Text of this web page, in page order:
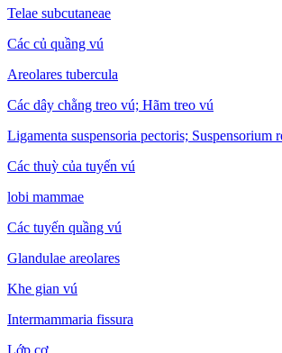
Telae subcutaneae
Các củ quầng vú
Areolares tubercula
Các dây chằng treo vú; Hãm treo vú
Ligamenta suspensoria pectoris; Suspensorium
Các thuỳ của tuyến vú
lobi mammae
Các tuyến quầng vú
Glandulae areolares
Khe gian vú
Intermammaria fissura
Lớp cơ